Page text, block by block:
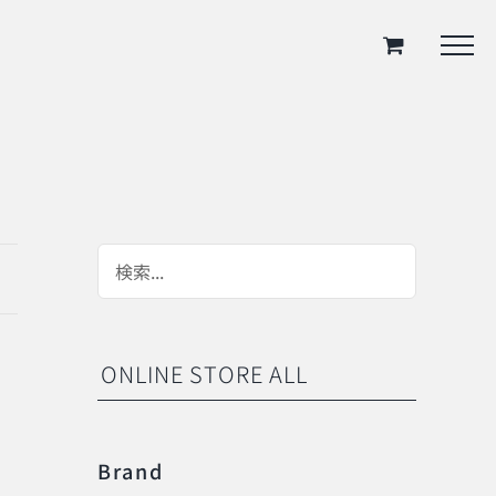
ONLINE STORE ALL
Brand